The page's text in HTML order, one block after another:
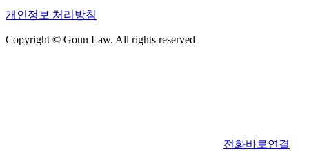
개인정보 처리방침
Copyright © Goun Law. All rights reserved
전화바로연결